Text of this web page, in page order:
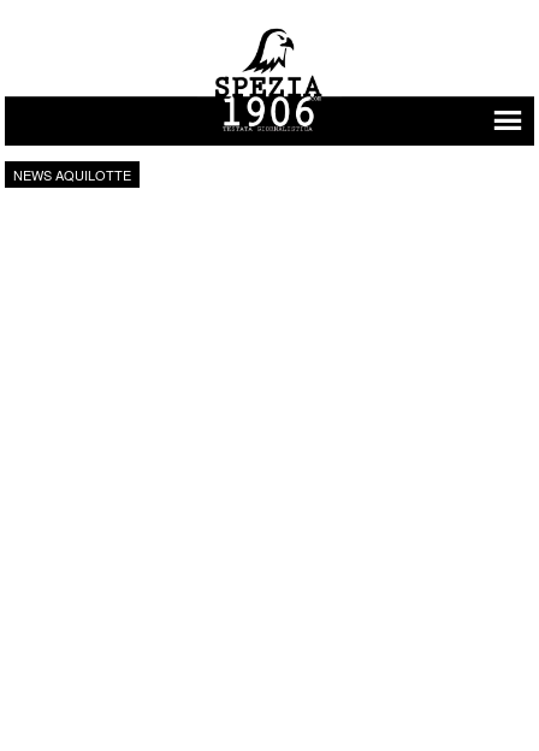
Vai al contenuto
NEWS AQUILOTTE